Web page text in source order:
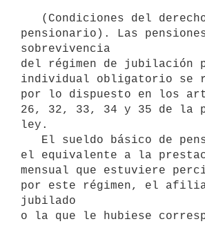
pensionario). Las
sobrevivencia
del régimen de jubilación
individual obligatorio se
por lo dispuesto en los
26, 32, 33, 34 y 35 de la
ley.
el equivalente a la
mensual que estuviere
por este régimen, el
jubilado
o la que le hubiese